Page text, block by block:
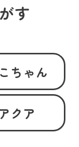
す
ちゃん
クア